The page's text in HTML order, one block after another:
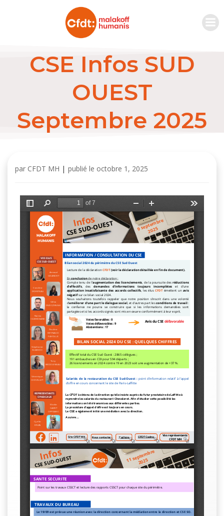
CSE Infos SUD
OUEST
Septembre 2025
par CFDT MH | publié le octobre 1, 2025